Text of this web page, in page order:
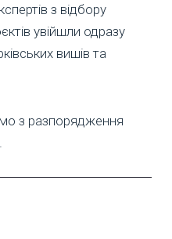
з відбору
увійшли одразу
вишів та
з разпорядження